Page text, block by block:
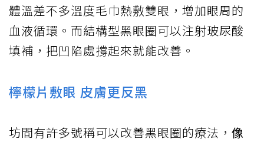
體溫差不多溫度毛巾熱敷雙眼，增加眼周的
血液循環。而結構型黑眼圈可以注射玻尿酸
填補，把凹陷處撐起來就能改善。
檸檬片敷眼 皮膚更反黑
坊間有許多號稱可以改善黑眼圈的療法， 像